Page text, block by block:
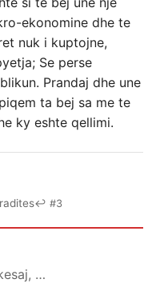
ekonomine dhe te
nuk i kuptojne,
Se perse
Prandaj dhe une
ta bej sa me te
ky eshte qellimi.
↩ #3
…